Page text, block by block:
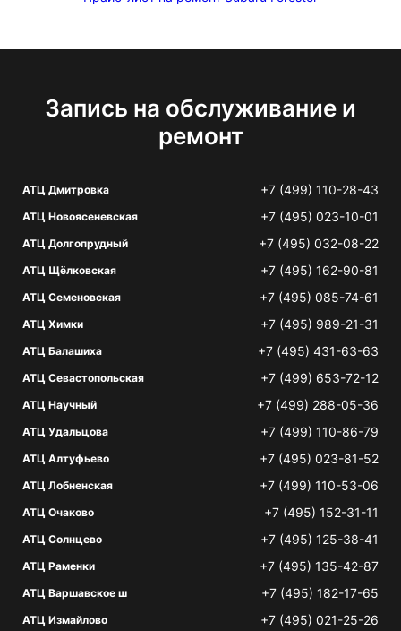
Запись на обслуживание и
ремонт
АТЦ Дмитровка +7 (499) 110-28-43
АТЦ Новоясеневская +7 (495) 023-10-01
АТЦ Долгопрудный +7 (495) 032-08-22
АТЦ Щёлковская +7 (495) 162-90-81
АТЦ Семеновская +7 (495) 085-74-61
АТЦ Химки +7 (495) 989-21-31
АТЦ Балашиха +7 (495) 431-63-63
АТЦ Севастопольская +7 (499) 653-72-12
АТЦ Научный +7 (499) 288-05-36
АТЦ Удальцова +7 (499) 110-86-79
АТЦ Алтуфьево +7 (495) 023-81-52
АТЦ Лобненская +7 (499) 110-53-06
АТЦ Очаково +7 (495) 152-31-11
АТЦ Солнцево +7 (495) 125-38-41
АТЦ Раменки +7 (495) 135-42-87
АТЦ Варшавское ш +7 (495) 182-17-65
АТЦ Измайлово +7 (495) 021-25-26